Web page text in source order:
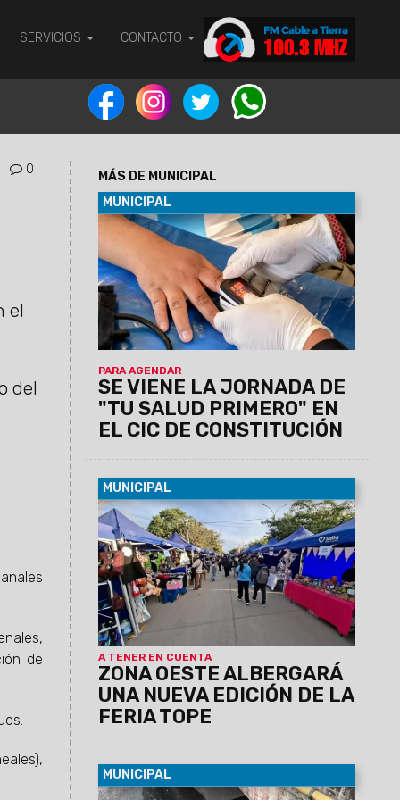
SERVICIOS CONTACTO
0
el
del
de
MÁS DE MUNICIPAL
MUNICIPAL
PARA AGENDAR
SE VIENE LA JORNADA DE
"TU SALUD PRIMERO" EN
EL CIC DE CONSTITUCIÓN
07/08/2026 Será el viernes 7 de
agosto de 9 a 12 en el predio municipal
de zona este. Habrá servicios médicos,
odontológicos, nutricionistas, enfermería
y otros. La atención será por orden de
llegada y estará destinada a vecinos de
la zona que requieran controles y
asesoramiento en salud.
MUNICIPAL
A TENER EN CUENTA
ZONA OESTE ALBERGARÁ
UNA NUEVA EDICIÓN DE LA
FERIA TOPE
07/08/2026
La actividad se llevará a
cabo el sábado 8 de agosto, de 12 a 19
horas, en barrio Grand Bourg. Se espera
una gran convocatoría, ya que habrá 110
emprendedores y el precio máximo
permitido por producto o combo será de
$20.000.
MUNICIPAL